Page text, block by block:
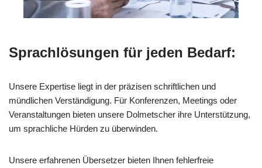
Sprachlösungen für jeden Bedarf:
Unsere Expertise liegt in der präzisen schriftlichen und
mündlichen Verständigung. Für Konferenzen, Meetings oder
Veranstaltungen bieten unsere Dolmetscher ihre Unterstützung,
um sprachliche Hürden zu überwinden.
Unsere erfahrenen Übersetzer bieten Ihnen fehlerfreie